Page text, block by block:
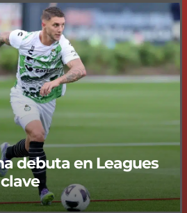
debuta en Leagues